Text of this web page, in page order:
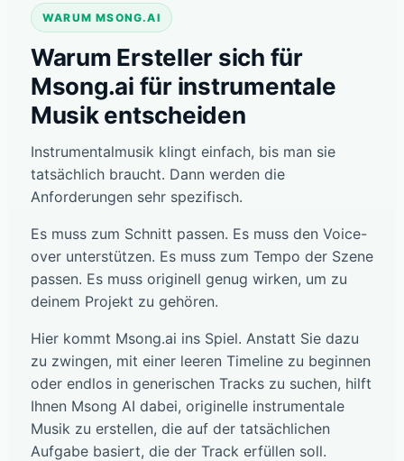
WARUM MSONG.AI
Warum Ersteller sich für
Msong.ai für instrumentale
Musik entscheiden
Instrumentalmusik klingt einfach, bis man sie
tatsächlich braucht. Dann werden die
Anforderungen sehr spezifisch.
Es muss zum Schnitt passen. Es muss den Voice-
over unterstützen. Es muss zum Tempo der Szene
passen. Es muss originell genug wirken, um zu
deinem Projekt zu gehören.
Hier kommt Msong.ai ins Spiel. Anstatt Sie dazu
zu zwingen, mit einer leeren Timeline zu beginnen
oder endlos in generischen Tracks zu suchen, hilft
Ihnen Msong AI dabei, originelle instrumentale
Musik zu erstellen, die auf der tatsächlichen
Aufgabe basiert, die der Track erfüllen soll.